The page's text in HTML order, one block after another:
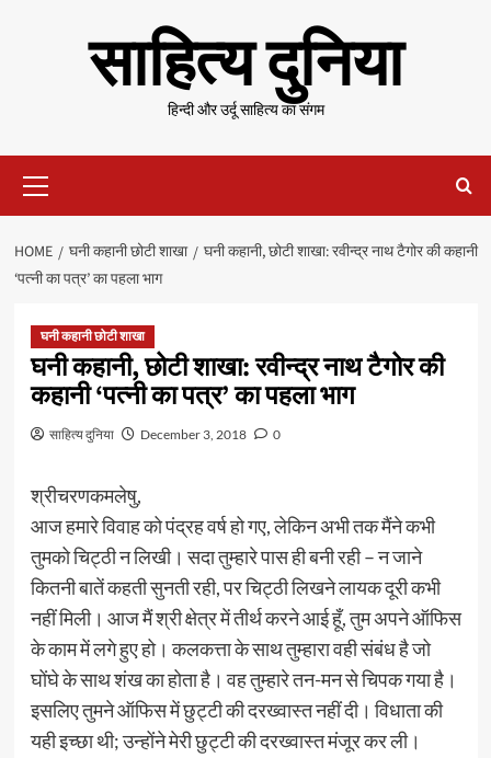
साहित्य दुनिया
हिन्दी और उर्दू साहित्य का संगम
Menu
HOME घनी कहानी छोटी शाखा
घनी कहानी, छोटी शाखा: रवीन्द्र नाथ टैगोर की कहानी
‘पत्नी का पत्र’ का पहला भाग
घनी कहानी छोटी शाखा
घनी कहानी, छोटी शाखा: रवीन्द्र नाथ टैगोर की
कहानी ‘पत्नी का पत्र’ का पहला भाग
साहित्य दुनिया December 3, 2018 0
श्रीचरणकमलेषु,
आज हमारे विवाह को पंद्रह वर्ष हो गए, लेकिन अभी तक मैंने कभी
तुमको चिट्ठी न लिखी। सदा तुम्हारे पास ही बनी रही – न जाने
कितनी बातें कहती सुनती रही, पर चिट्ठी लिखने लायक दूरी कभी
नहीं मिली। आज मैं श्री क्षेत्र में तीर्थ करने आई हूँ, तुम अपने ऑफिस
के काम में लगे हुए हो। कलकत्ता के साथ तुम्हारा वही संबंध है जो
घोंघे के साथ शंख का होता है। वह तुम्हारे तन-मन से चिपक गया है।
इसलिए तुमने ऑफिस में छुट्टी की दरख्वास्त नहीं दी। विधाता की
यही इच्छा थी; उन्होंने मेरी छुट्टी की दरख्वास्त मंजूर कर ली।